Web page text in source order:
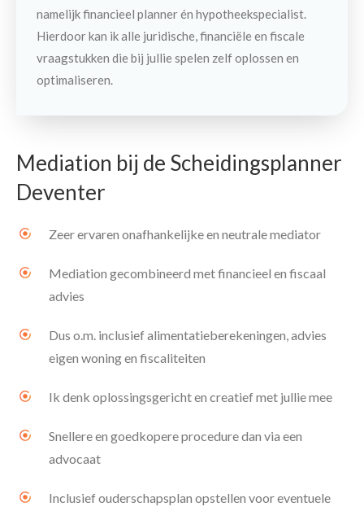
namelijk financieel planner én hypotheekspecialist.
Hierdoor kan ik alle juridische, financiële en fiscale
vraagstukken die bij jullie spelen zelf oplossen en
optimaliseren.
Mediation bij de Scheidingsplanner
Deventer
Zeer ervaren onafhankelijke en neutrale mediator
Mediation gecombineerd met financieel en fiscaal
advies
Dus o.m. inclusief alimentatieberekeningen, advies
eigen woning en fiscaliteiten
Ik denk oplossingsgericht en creatief met jullie mee
Snellere en goedkopere procedure dan via een
advocaat
Inclusief ouderschapsplan opstellen voor eventuele